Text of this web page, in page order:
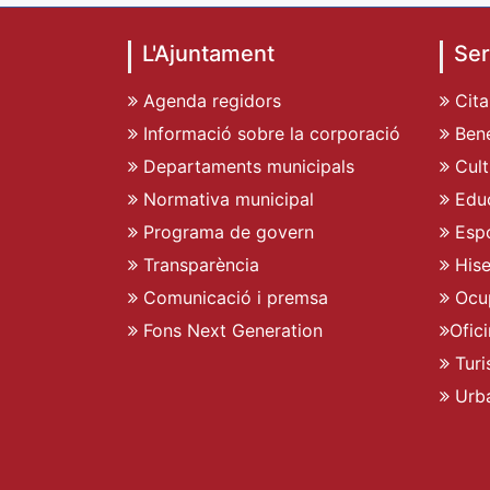
L'Ajuntament
Agenda regidors
Informació sobre la corporació
Departaments municipals
Normativa municipal
Programa de govern
Transparència
Comunicació i premsa
Fons Next Generation